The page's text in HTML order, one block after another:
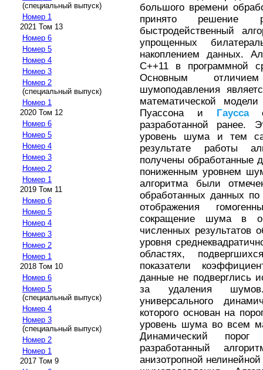
(специальный выпуск)
Номер 1
2021 Том 13
Номер 6
Номер 5
Номер 4
Номер 3
Номер 2
(специальный выпуск)
Номер 1
2020 Том 12
Номер 6
Номер 5
Номер 4
Номер 3
Номер 2
Номер 1
2019 Том 11
Номер 6
Номер 5
Номер 4
Номер 3
Номер 2
Номер 1
2018 Том 10
Номер 6
Номер 5
(специальный выпуск)
Номер 4
Номер 3
(специальный выпуск)
Номер 2
Номер 1
2017 Том 9
большого времени
принято решение
быстродейственный
упрощенных
накоплением данных.
C++11 в программной
Основным отличием
шумоподавления
математической
Пуассона и
Гаусса
разработанной ранее.
уровень шума и тем
результате работы
получены обработанные
пониженным уровнем
алгоритма были
обработанных данных по
отображения
сокращение шума в
численных результатов
уровня
областях,
показатели
данные не подверглись
за удаления шумов.
универсального
которого основан на
уровень шума во всем
Динамический
разработанный
анизотропной